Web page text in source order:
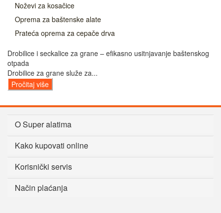
Noževi za kosačice
Oprema za baštenske alate
Prateća oprema za cepače drva
Drobilice i seckalice za grane – efikasno usitnjavanje baštenskog
otpada
Drobilice za grane služe za...
Pročitaj više
O Super alatima
Kako kupovati online
Korisnički servis
Način plaćanja